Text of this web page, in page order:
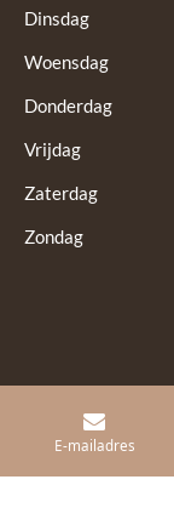
m
Dinsdag
Woensdag
Donderdag
Vrijdag
Zaterdag
Zondag
E-mailadres